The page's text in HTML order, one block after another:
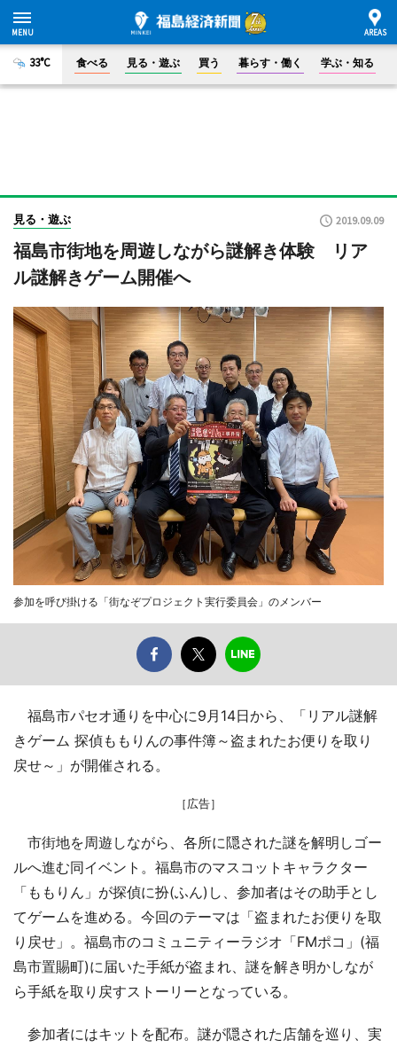
33°C 食べる 見る・遊ぶ 買う 暮らす・働く 学ぶ・知る
見る・遊ぶ 2019.09.09
福島市街地を周遊しながら謎解き体験 リア
ル謎解きゲーム開催へ
参加を呼び掛ける「街なぞプロジェクト実行委員会」のメンバー
福島市パセオ通りを中心に9月14日から、「リアル謎解
きゲーム 探偵ももりんの事件簿～盗まれたお便りを取り
戻せ～」が開催される。
［広告］
市街地を周遊しながら、各所に隠された謎を解明しゴー
ルへ進む同イベント。福島市のマスコットキャラクター
「ももりん」が探偵に扮(ふん)し、参加者はその助手とし
てゲームを進める。今回のテーマは「盗まれたお便りを取
り戻せ」。福島市のコミュニティーラジオ「FMポコ」(福
島市置賜町)に届いた手紙が盗まれ、謎を解き明かしなが
ら手紙を取り戻すストーリーとなっている。
参加者にはキットを配布。謎が隠された店舗を巡り、実